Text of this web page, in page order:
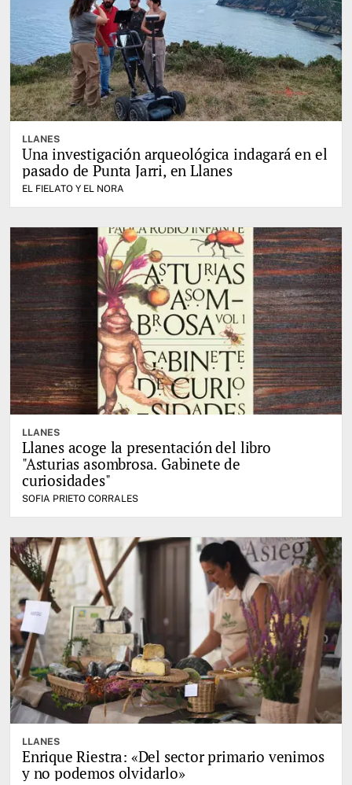
LLANES
Una investigación arqueológica indagará en el
pasado de Punta Jarri, en Llanes
EL FIELATO Y EL NORA
LLANES
Llanes acoge la presentación del libro
"Asturias asombrosa. Gabinete de
curiosidades"
SOFIA PRIETO CORRALES
LLANES
Enrique Riestra: «Del sector primario venimos
y no podemos olvidarlo»